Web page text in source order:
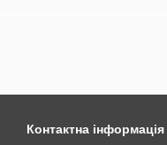
Контактна інформація